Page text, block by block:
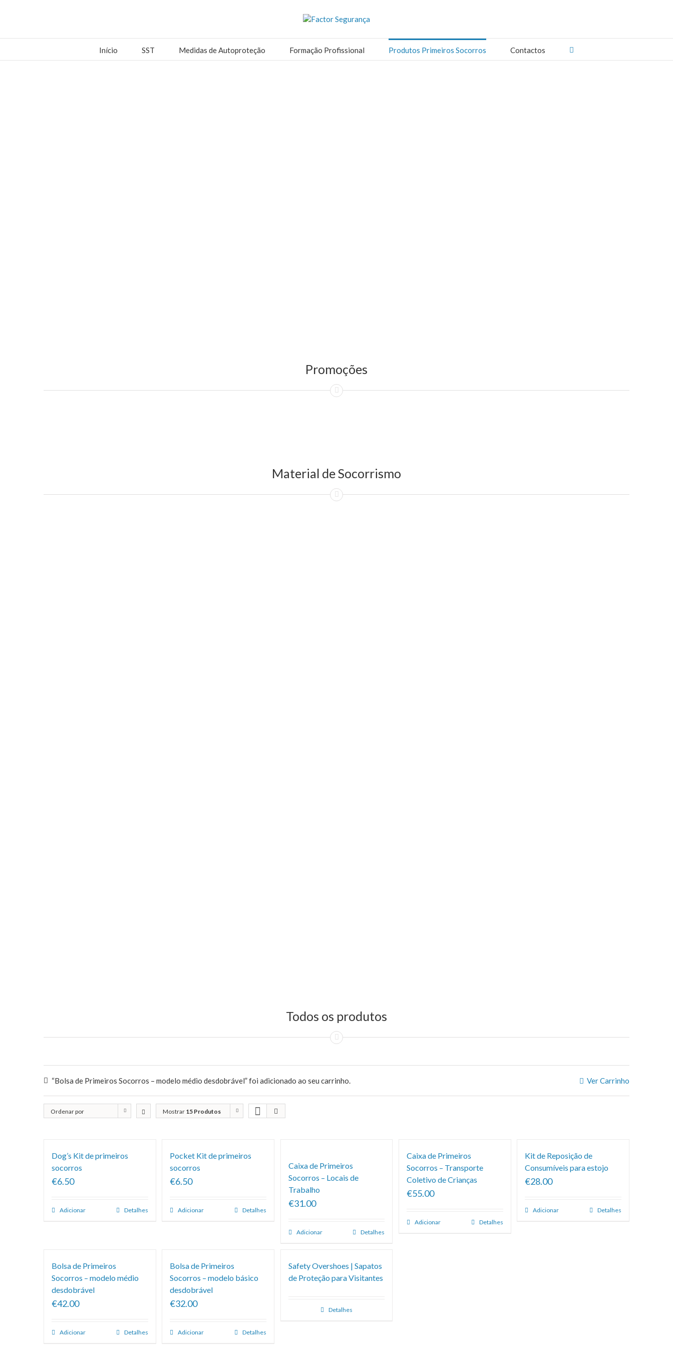
Início SST Medidas de Autoproteção Formação Profissional Produtos Primeiros Socorros Contactos
Promoções
Material de Socorrismo
Todos os produtos
Ver Carrinho
“Bolsa de Primeiros Socorros – modelo médio desdobrável” foi adicionado ao seu carrinho.
Ordenar por
Mostrar 15 Produtos
Dog’s Kit de primeiros
socorros
€6.50
Adicionar Detalhes
Pocket Kit de primeiros
socorros
€6.50
Adicionar Detalhes
Caixa de Primeiros
Socorros – Locais de
Trabalho
€31.00
Adicionar Detalhes
Caixa de Primeiros
Socorros – Transporte
Coletivo de Crianças
€55.00
Adicionar Detalhes
Kit de Reposição de
Consumíveis para estojo
€28.00
Adicionar Detalhes
Bolsa de Primeiros
Socorros – modelo médio
desdobrável
€42.00
Adicionar Detalhes
Bolsa de Primeiros
Socorros – modelo básico
desdobrável
€32.00
Adicionar Detalhes
Safety Overshoes | Sapatos
de Proteção para Visitantes
Detalhes